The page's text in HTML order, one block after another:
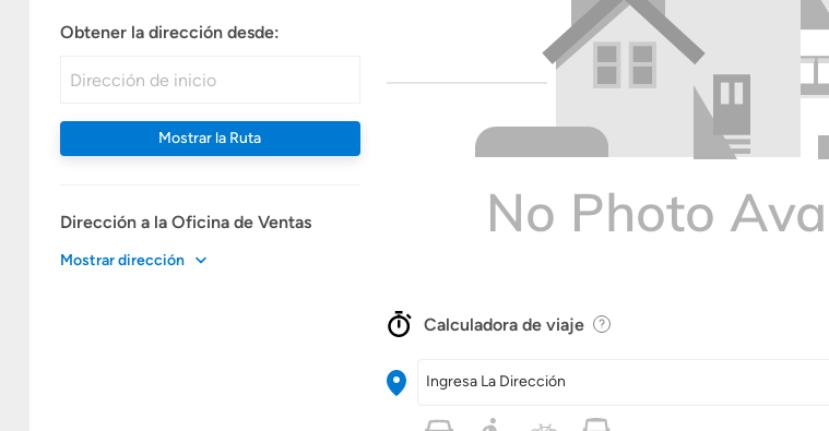
Obtener la dirección desde:
Mostrar la Ruta
Dirección a la Oficina de Ventas
Mostrar dirección
Calculadora de viaje
Ingresa La Dirección